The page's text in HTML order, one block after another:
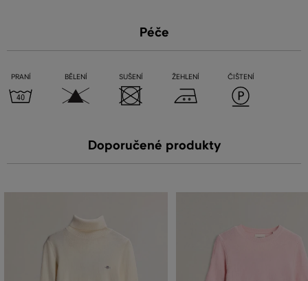
Péče
PRANÍ BĚLENÍ SUŠENÍ ŽEHLENÍ ČIŠTENÍ
Doporučené produkty